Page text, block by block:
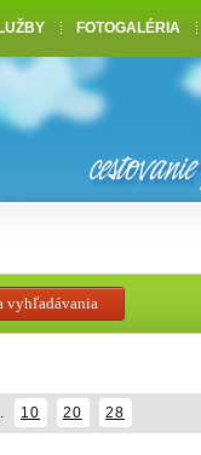
10 20 28
FOTOGALÉRIA